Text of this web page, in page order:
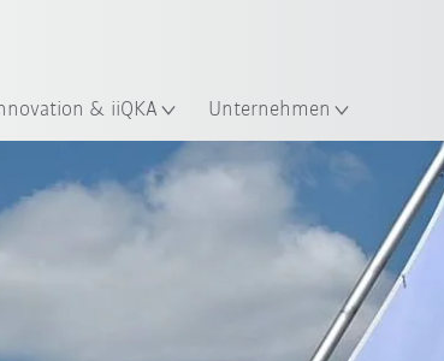
& iiQKA Unternehmen